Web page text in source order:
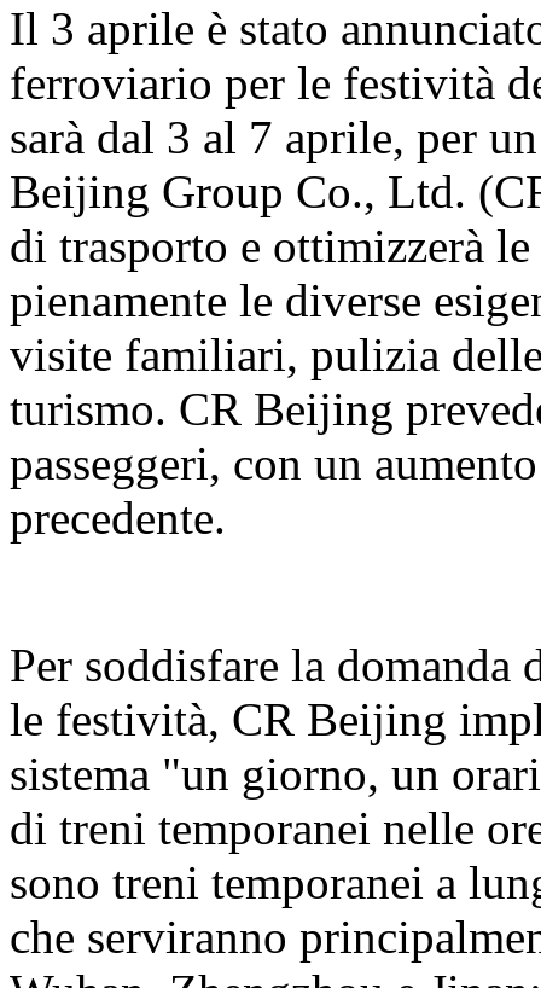
Il 3 aprile è stato
ferroviario per le festività
sarà dal 3 al 7 aprile, per
Beijing Group Co., Ltd.
di trasporto e ottimizzerà
pienamente le diverse
visite familiari, pulizia
turismo. CR Beijing
passeggeri, con un
precedente.
Per soddisfare la domanda
le festività, CR Beijing
sistema "un giorno, un
di treni temporanei nelle
sono treni temporanei a
che serviranno